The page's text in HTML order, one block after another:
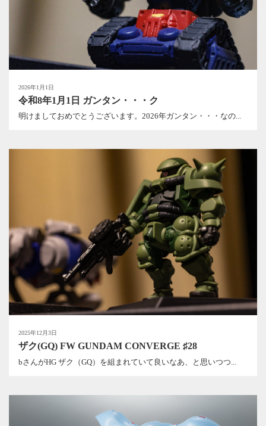
2026年1月1日
令和8年1月1日 ガンタン・・・ク
明けましておめでとうございます。2026年ガンタン・・・なの...
2025年12月3日
ザク(GQ) FW GUNDAM CONVERGE ♯28
bさんがHG ザク（GQ）を組まれていて良いなあ、と思いつつ...